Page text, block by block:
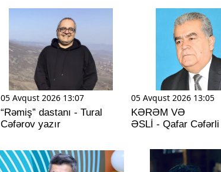
05 Avqust 2026 13:07
“Rəmiş” dastanı - Tural
Cəfərov yazır
05 Avqust 2026 13:05
KƏRƏM VƏ
ƏSLİ - Qafar Cəfərli